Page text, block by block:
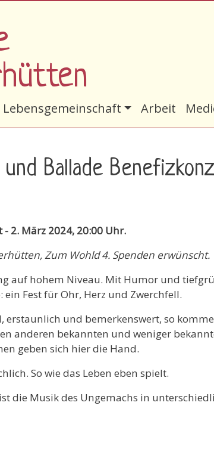
Hauptnavigation
Lebensgemeinschaft Arbeit
Ballade
2. März 2024, 20:00 Uhr.
Zum Wohld 4. Spenden erwünscht.
auf hohem Niveau. Mit Humor und
Fest für Ohr, Herz und Zwerchfell.
und bemerkenswert, so
anderen bekannten und weniger
geben sich hier die Hand.
So wie das Leben eben spielt.
die Musik des Ungemachs in